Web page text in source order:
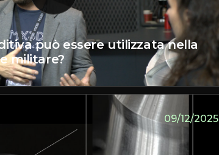
può essere utilizzata nella
militare?
09/12/2025